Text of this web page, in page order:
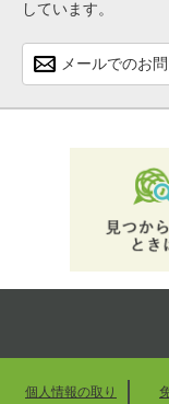
しています。
メールでのお
個人情報の取り